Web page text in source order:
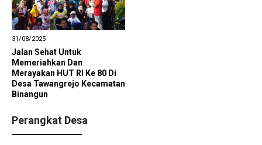
31/08/2025
Jalan Sehat Untuk
Memeriahkan Dan
Merayakan HUT RI Ke 80 Di
Desa Tawangrejo Kecamatan
Binangun
Perangkat Desa